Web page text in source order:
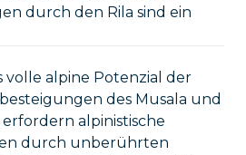
durch den Rila sind ein
volle alpine Potenzial der
des Musala und
alpinistische
durch unberührten